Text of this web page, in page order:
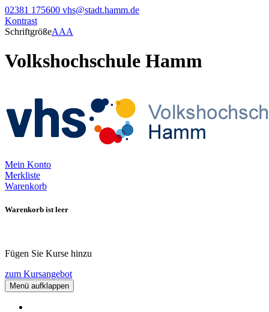
02381 175600 vhs@stadt.hamm.de
Kontrast
SchriftgrößeAAA
Volkshochschule Hamm
Mein Konto
Merkliste
Warenkorb
Warenkorb ist leer
Fügen Sie Kurse hinzu
zum Kursangebot
Menü aufklappen